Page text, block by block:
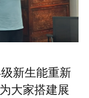
新生能重新
大家搭建展